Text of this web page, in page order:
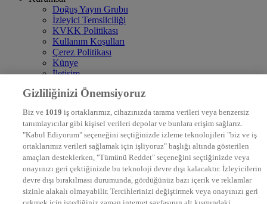
Doğuş Yayın Grubu
İzleyici Temsilciliği
KVKK Politikası
Kullanım Koşulları
Çerez Politikası
Künye
İletişim
DYG Televizyonlar
STAR
EURO STAR
KRAL POP TV
DYG Radyolar
NTV RADYO
KRAL FM
KRAL POP
EKSEN
VOYAGE
Gizliliğinizi Önemsiyoruz
Biz ve 1019 iş ortaklarımız, cihazınızda tarama verileri veya benzersiz
tanımlayıcılar gibi kişisel verileri depolar ve bunlara erişim sağlarız.
"Kabul Ediyorum" seçeneğini seçtiğinizde izleme teknolojileri "biz ve iş
ortaklarımız verileri sağlamak için işliyoruz" başlığı altında gösterilen
amaçları desteklerken, "Tümünü Reddet" seçeneğini seçtiğinizde veya
onayınızı geri çektiğinizde bu teknoloji devre dışı kalacaktır. İzleyicilerin
devre dışı bırakılması durumunda, gördüğünüz bazı içerik ve reklamlar
sizinle alakalı olmayabilir. Tercihlerinizi değiştirmek veya onayınızı geri